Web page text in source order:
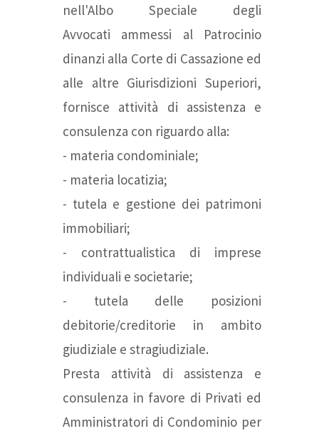
nell'Albo Speciale degli
Avvocati ammessi al Patrocinio
dinanzi alla Corte di Cassazione ed
alle altre Giurisdizioni Superiori,
fornisce attività di assistenza e
consulenza con riguardo alla:
- materia condominiale;
- materia locatizia;
- tutela e gestione dei patrimoni
immobiliari;
- contrattualistica di imprese
individuali e societarie;
- tutela delle posizioni
debitorie/creditorie in ambito
giudiziale e stragiudiziale.
Presta attività di assistenza e
consulenza in favore di Privati ed
Amministratori di Condominio per